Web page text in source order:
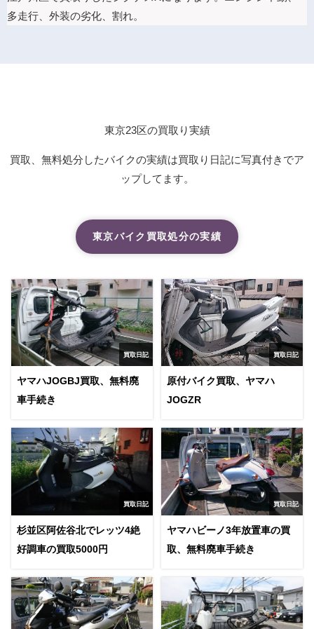
多走行、外装の劣化、割れ。
東京23区の買取り実績
買取、無料処分したバイクの実績は買取り日記に写真付きでア
ップしてます。
東京バイク買取処分の実績
買取日記
ヤマハJOGBJ買取、無料廃
車手続き
買取日記
原付バイク買取、ヤマハ
JOGZR
買取日記
杉並区阿佐谷北でレッツ4絶
好調車の買取5000円
買取日記
ヤマハビーノ3年放置車の買
取、無料廃車手続き